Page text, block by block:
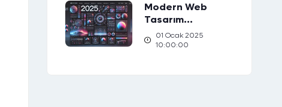
Modern Web
Tasarım
Trendleri: 2025’e
Hazırlık
01 Ocak 2025
10:00:00
×